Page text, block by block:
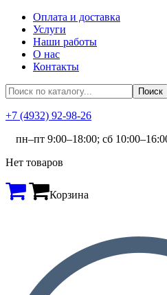
Оплата и доставка
Услуги
Наши работы
О нас
Контакты
+7 (4932) 92-98-26
пн–пт 9:00–18:00; сб
Нет товаров
Корзина